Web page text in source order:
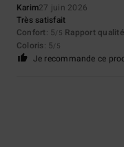
Karim27 juin 2026
Très satisfait
Confort: 5/5 Rapport
Coloris: 5/5
Je recommande ce